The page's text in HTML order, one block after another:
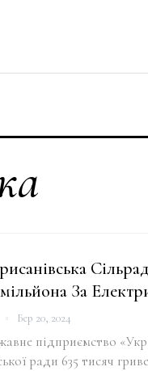
За
Бер 20, 2024
підприємство
ради 635 тисяч